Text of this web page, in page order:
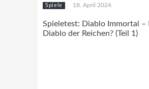
Spiele 18. April 2024
Spieletest: Diablo Immortal –
Diablo der Reichen? (Teil 1)